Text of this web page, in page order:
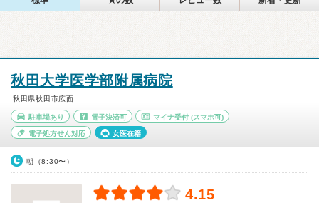
秋田大学医学部附属病院
秋田県秋田市広面
駐車場あり 電子決済可 マイナ受付 (スマホ可)
電子処方せん対応 女医在籍
朝（8:30〜）
4.15